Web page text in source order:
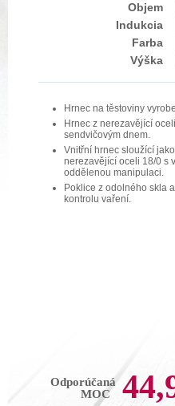
Objem
Indukcia
Farba
Výška
Hrnec na těstoviny
Hrnec z nerezavějící
sendvičovým dnem.
Vnitřní hrnec sloužící
nerezavějící oceli 18/0 s
oddělenou manipulaci.
Poklice z odolného skla
kontrolu vaření.
Odporúčaná
MOC